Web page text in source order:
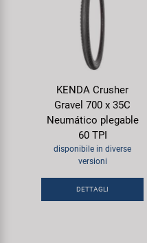
KENDA Crusher
Gravel 700 x 35C
Neumático plegable
60 TPI
disponibile in diverse
versioni
DETTAGLI